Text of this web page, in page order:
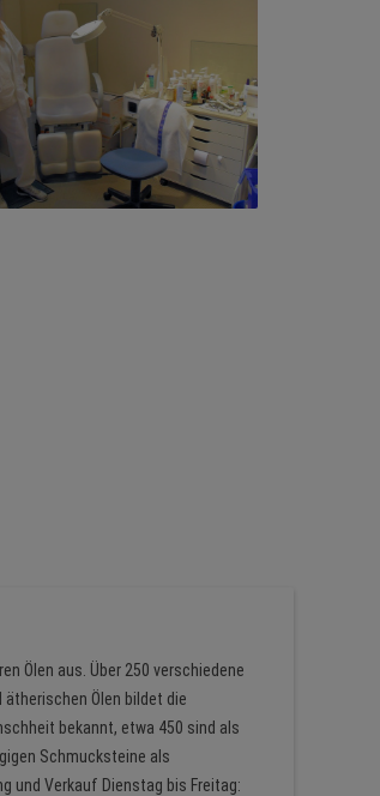
Ölen aus. Über 250 verschiedene
ätherischen Ölen bildet die
bekannt, etwa 450 sind als
Schmucksteine als
und Verkauf Dienstag bis Freitag: